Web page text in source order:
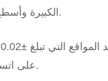
الكبيرة وأسطح العمل والمكونات المعمارية دون الحاجة إلى تقسيمها.
على اتساق الأبعاد خلال دورات الإنتاج المستمرة لمدة 72 ساعة.